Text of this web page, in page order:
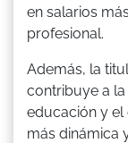
en salarios
profesional.
Además, la
contribuye a
educación y
más dinámica